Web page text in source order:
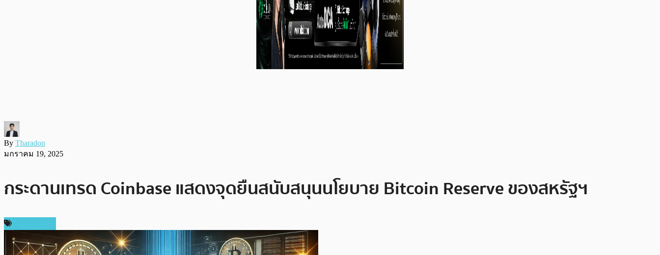
By Tharadon
มกราคม 19, 2025
กระดานเทรด Coinbase แสดงจุดยืนสนับสนุนนโยบาย Bitcoin Reserve ของสหรัฐฯ